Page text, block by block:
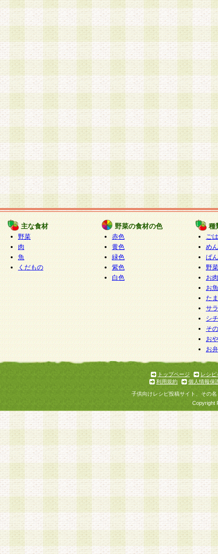
主な食材
野菜
肉
魚
くだもの
野菜の食材の色
赤色
黄色
緑色
紫色
白色
種
ご
めん
ぱん
野
お
お
た
サ
シ
そ
お
お
トップページ
レシピ
利用規約
個人情報保
子供向けレシピ投稿サイト、その
Copyright